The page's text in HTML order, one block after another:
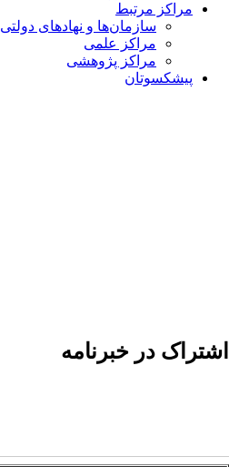
مراکز مرتبط
سازمان‌ها و نهادهای دولتی
مراکز علمی
مراکز پژوهشی
پیشکسوتان
اشتراک در خبرنامه